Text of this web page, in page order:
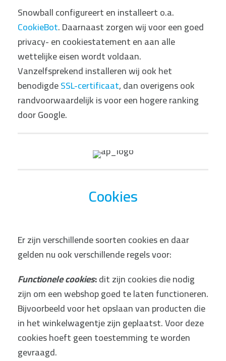
Snowball configureert en installeert o.a.
CookieBot. Daarnaast zorgen wij voor een goed
privacy- en cookiestatement en aan alle
wettelijke eisen wordt voldaan.
Vanzelfsprekend installeren wij ook het
benodigdeSSL-certificaat, dan overigens ook
randvoorwaardelijk is voor een hogere ranking
door Google.
Cookies
Er zijn verschillende soorten cookies en daar
gelden nu ook verschillende regels voor:
Functionele cookies:dit zijn cookies die nodig
zijn om een webshop goed te laten functioneren.
Bijvoorbeeld voor het opslaan van producten die
in het winkelwagentje zijn geplaatst. Voor deze
cookies hoeft geen toestemming te worden
gevraagd.